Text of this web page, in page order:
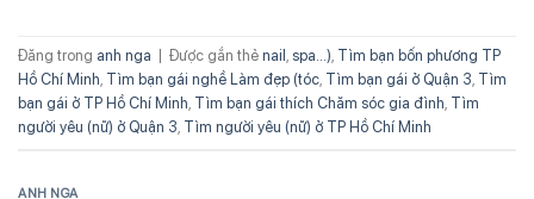
Đăng trong anh nga Được gắn thẻ nail spa...) Tìm bạn bốn phương TP
Hồ Chí Minh Tìm bạn gái nghề Làm đẹp (tóc Tìm bạn gái ở Quận 3 Tìm
bạn gái ở TP Hồ Chí Minh Tìm bạn gái thích Chăm sóc gia đình Tìm
người yêu (nữ) ở Quận 3 Tìm người yêu (nữ) ở TP Hồ Chí Minh
ANH NGA